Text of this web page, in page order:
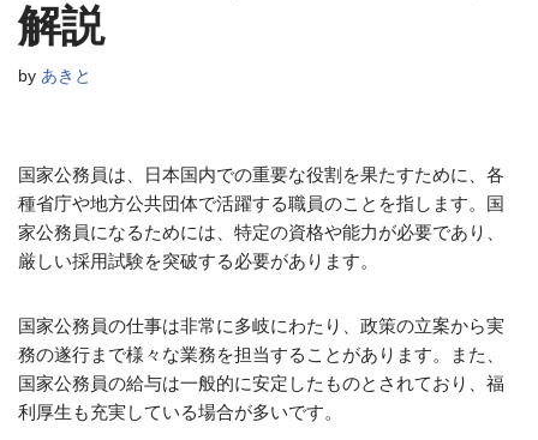
解説
by あきと
国家公務員は、日本国内での重要な役割を果たすために、各
種省庁や地方公共団体で活躍する職員のことを指します。国
家公務員になるためには、特定の資格や能力が必要であり、
厳しい採用試験を突破する必要があります。
国家公務員の仕事は非常に多岐にわたり、政策の立案から実
務の遂行まで様々な業務を担当することがあります。また、
国家公務員の給与は一般的に安定したものとされており、福
利厚生も充実している場合が多いです。